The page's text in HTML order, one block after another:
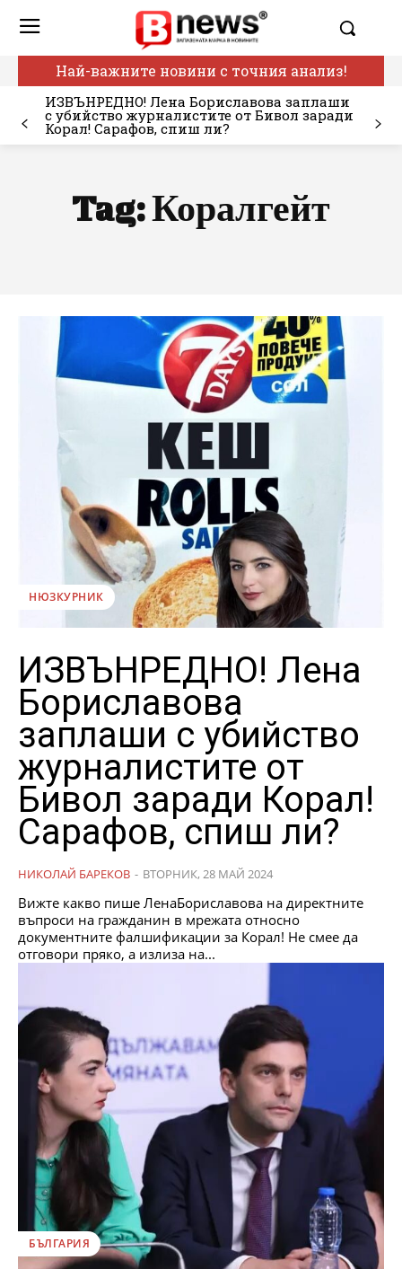
Най-важните новини с точния анализ!
ИЗВЪНРЕДНО! Лена Бориславова заплаши
с убийство журналистите от Бивол заради
Корал! Сарафов, спиш ли?
Tag:Коралгейт
НЮЗКУРНИК
ИЗВЪНРЕДНО! Лена
Бориславова
заплаши с убийство
журналистите от
Бивол заради Корал!
Сарафов, спиш ли?
НИКОЛАЙ БАРЕКОВ - ВТОРНИК, 28 МАЙ 2024
Вижте какво пише ЛенаБориславова на директните
въпроси на гражданин в мрежата относно
документните фалшификации за Корал! Не смее да
отговори пряко, а излиза на...
БЪЛГАРИЯ